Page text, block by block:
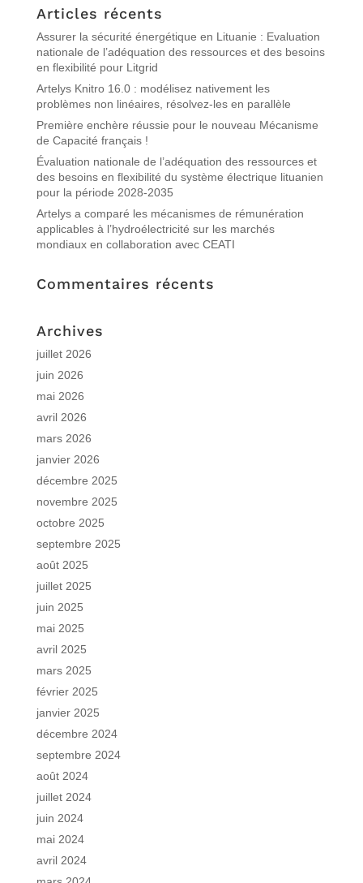
Articles récents
Assurer la sécurité énergétique en Lituanie : Evaluation
nationale de l’adéquation des ressources et des besoins
en flexibilité pour Litgrid
Artelys Knitro 16.0 : modélisez nativement les
problèmes non linéaires, résolvez-les en parallèle
Première enchère réussie pour le nouveau Mécanisme
de Capacité français !
Évaluation nationale de l’adéquation des ressources et
des besoins en flexibilité du système électrique lituanien
pour la période 2028-2035
Artelys a comparé les mécanismes de rémunération
applicables à l’hydroélectricité sur les marchés
mondiaux en collaboration avec CEATI
Commentaires récents
Archives
juillet 2026
juin 2026
mai 2026
avril 2026
mars 2026
janvier 2026
décembre 2025
novembre 2025
octobre 2025
septembre 2025
août 2025
juillet 2025
juin 2025
mai 2025
avril 2025
mars 2025
février 2025
janvier 2025
décembre 2024
septembre 2024
août 2024
juillet 2024
juin 2024
mai 2024
avril 2024